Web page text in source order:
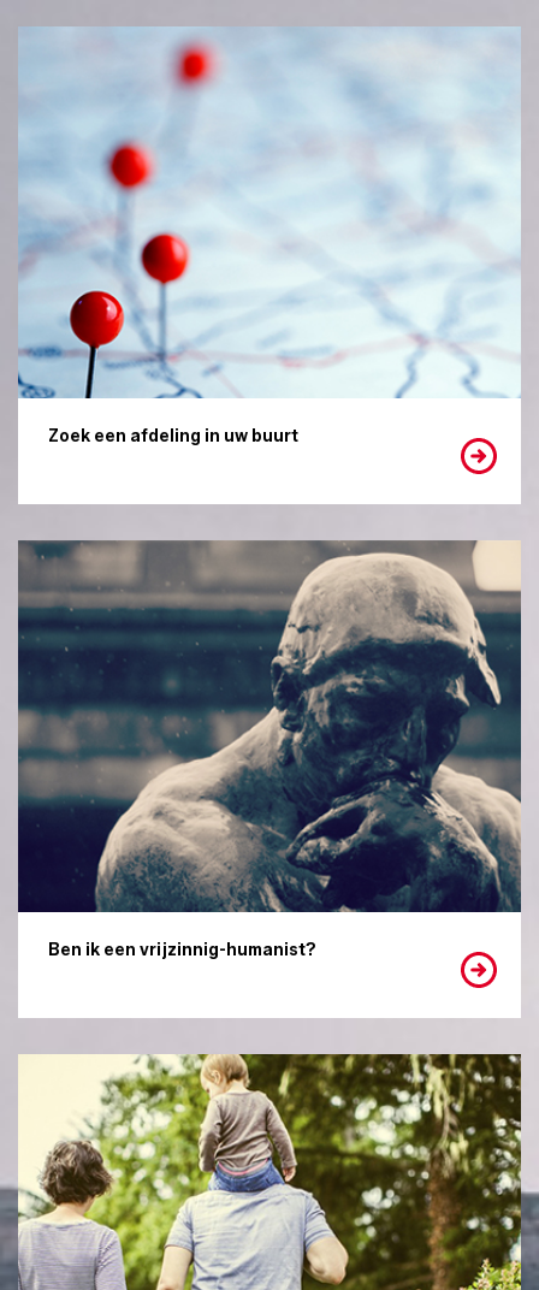
Zoek een afdeling in uw buurt
Ben ik een vrijzinnig-humanist?